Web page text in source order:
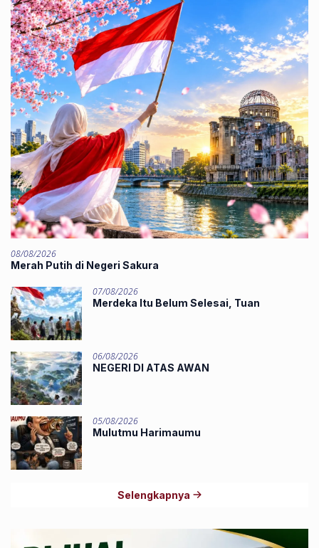
08/08/2026
Merah Putih di Negeri Sakura
07/08/2026
Merdeka Itu Belum Selesai, Tuan
06/08/2026
NEGERI DI ATAS AWAN
05/08/2026
Mulutmu Harimaumu
Selengkapnya